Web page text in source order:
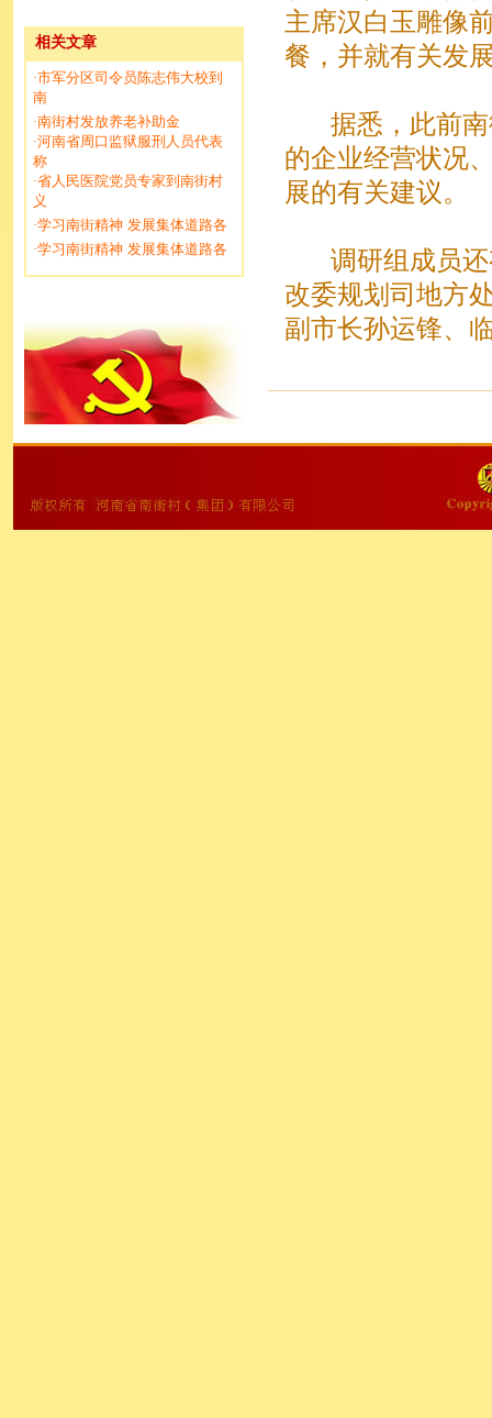
相关文章
·市军分区司令员陈志伟大校到
南
·南街村发放养老补助金
·河南省周口监狱服刑人员代表
称
·省人民医院党员专家到南街村
义
·学习南街精神 发展集体道路各
·学习南街精神 发展集体道路各
主席汉白玉雕像
餐，并就有关发
据悉，此前
的企业经营状况
展的有关建议。
调研组成员
改委规划司地方
副市长孙运锋、